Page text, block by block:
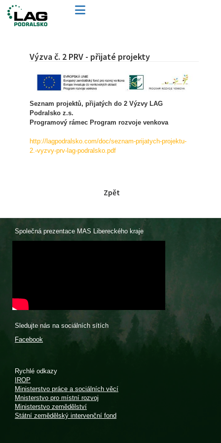
Výzva č. 2 PRV - přijaté projekty
Seznam projektů, přijatých do 2 Výzvy LAG
Podralsko z.s.
Programový rámec Program rozvoje venkova
http://lagpodralsko.com/doc/seznam-prijatych-projektu-
2.-vyzvy-prv-lag-podralsko.pdf
Zpět
Společná prezentace MAS Libereckého kraje
Sledujte nás na sociálních sítích
Facebook
Rychlé odkazy
IROP
Ministerstvo práce a sociálních věcí
Mnisterstvo pro místní rozvoj
Ministerstvo zemědělství
Státní zemědělský intervenční fond